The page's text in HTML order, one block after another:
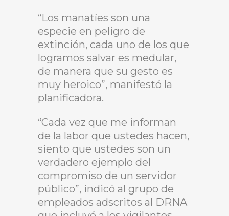
“Los manatíes son una
especie en peligro de
extinción, cada uno de los que
logramos salvar es medular,
de manera que su gesto es
muy heroico”, manifestó la
planificadora.
“Cada vez que me informan
de la labor que ustedes hacen,
siento que ustedes son un
verdadero ejemplo del
compromiso de un servidor
público”, indicó al grupo de
empleados adscritos al DRNA